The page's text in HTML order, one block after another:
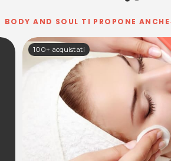
BODY AND SOUL TI PROPONE ANCHE
100+ acquistati